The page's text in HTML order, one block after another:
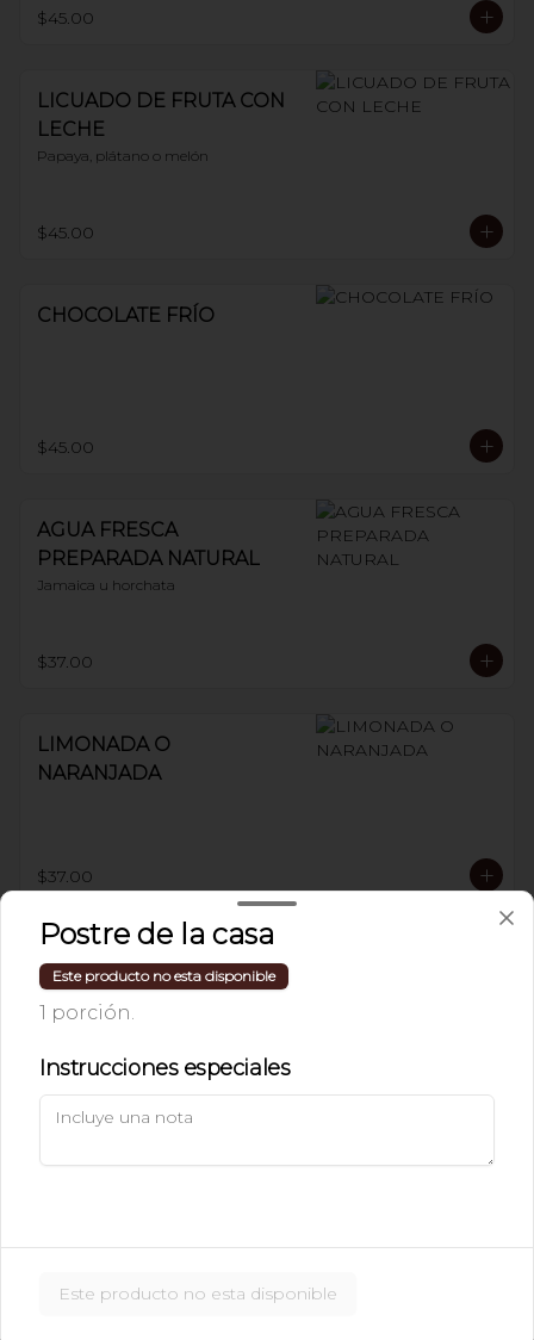
$45.00
LICUADO DE FRUTA CON
LECHE
Papaya, plátano o melón
$45.00
CHOCOLATE FRÍO
$45.00
AGUA FRESCA
PREPARADA NATURAL
Jamaica u horchata
$37.00
LIMONADA O
NARANJADA
$37.00
LIMONADA O
NARANJADA MINERAL
$46.00
JUGO DE FRUTA NATURAL
$46.00
Postre de la casa
Este producto no esta disponible
1 porción.
Instrucciones especiales
Este producto no esta disponible